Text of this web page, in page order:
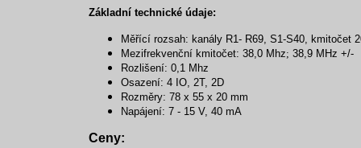
Základní technické údaje:
Měřící rozsah: kanály R1- R69, S1-S40, kmitočet
Mezifrekvenční kmitočet: 38,0 Mhz; 38,9 MHz +/-
Rozlišení: 0,1 Mhz
Osazení: 4 IO, 2T, 2D
Rozměry: 78 x 55 x 20 mm
Napájení: 7 - 15 V, 40 mA
Ceny: